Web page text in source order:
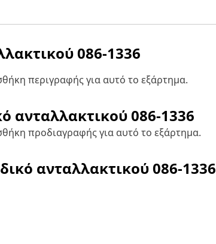
086-1336
περιγραφής για αυτό το εξάρτημα.
ανταλλακτικού086-1336
προδιαγραφής για αυτό το εξάρτημα.
ανταλλακτικού086-1336